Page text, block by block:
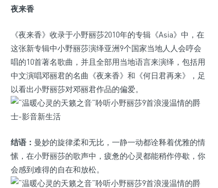
夜来香
《夜来香》收录于小野丽莎2010年的专辑《Asia》中，在
这张新专辑中小野丽莎演绎亚洲9个国家当地人人会哼会
唱的10首著名歌曲，并且全部用当地语言来演绎，包括用
中文演唱邓丽君的名曲《夜来香》和《何日君再来》，足
以看出小野丽莎对邓丽君作品的偏爱。
结语： 曼妙的旋律柔和无比，一静一动都诠释着优雅的情
愫，在小野丽莎的歌声中，疲惫的心灵都能稍作停歇，你
会感到难得的自在和放松。